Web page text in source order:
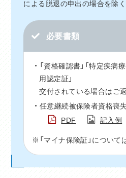
による脱退の申出の場合を除く
必要書類
「資格確認書」「特定疾病
用認定証」
交付されている場合はご
任意継続被保険者資格喪
PDF
記入例
※「マイナ保険証」について